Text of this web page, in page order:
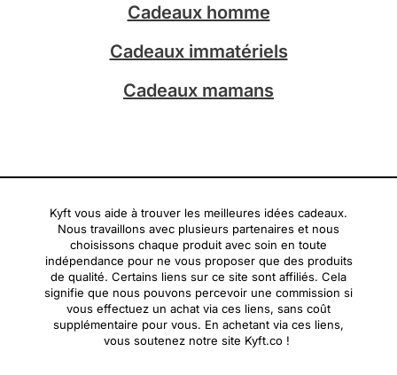
Cadeaux homme
Cadeaux immatériels
Cadeaux mamans
Kyft vous aide à trouver les meilleures idées cadeaux.
Nous travaillons avec plusieurs partenaires et nous
choisissons chaque produit avec soin en toute
indépendance pour ne vous proposer que des produits
de qualité. Certains liens sur ce site sont affiliés. Cela
signifie que nous pouvons percevoir une commission si
vous effectuez un achat via ces liens, sans coût
supplémentaire pour vous. En achetant via ces liens,
vous soutenez notre site Kyft.co !